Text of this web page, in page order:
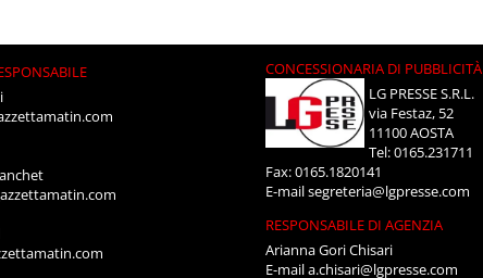
CONCESSIONARIA DI PUBBLICITÀ
LG PRESSE S.R.L.
via Festaz, 52
11100 AOSTA
Tel: 0165.231711
Fax: 0165.1820141
E-mailsegreteria@lgpresse.com
RESPONSABILE DI AGENZIA
Arianna Gori Chisari
E-maila.chisari@lgpresse.com